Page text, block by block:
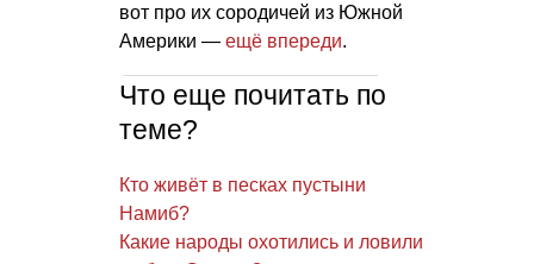
вот про их сородичей из Южной
Америки — ещё впереди.
Что еще почитать по
теме?
Кто живёт в песках пустыни
Намиб?
Какие народы охотились и ловили